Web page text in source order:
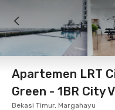
9 Agt 26 -
Foto Fasilitas
Apartemen LRT
Green - 1BR City
Bekasi Timur, Margahayu